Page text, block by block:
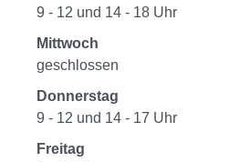
9 - 12 und 14 - 18 Uhr
Mittwoch
geschlossen
Donnerstag
9 - 12 und 14 - 17 Uhr
Freitag